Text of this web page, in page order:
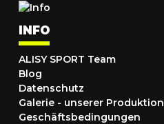
INFO
ALISY SPORT Team
Blog
Datenschutz
Galerie - unserer Produktion
Geschäftsbedingungen